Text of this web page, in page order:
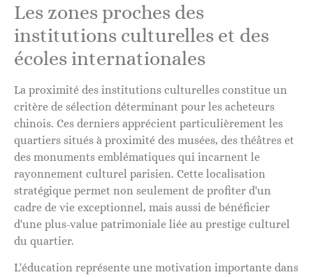
Les zones proches des
institutions culturelles et des
écoles internationales
La proximité des institutions culturelles constitue un
critère de sélection déterminant pour les acheteurs
chinois. Ces derniers apprécient particulièrement les
quartiers situés à proximité des musées, des théâtres et
des monuments emblématiques qui incarnent le
rayonnement culturel parisien. Cette localisation
stratégique permet non seulement de profiter d'un
cadre de vie exceptionnel, mais aussi de bénéficier
d'une plus-value patrimoniale liée au prestige culturel
du quartier.
L'éducation représente une motivation importante dans